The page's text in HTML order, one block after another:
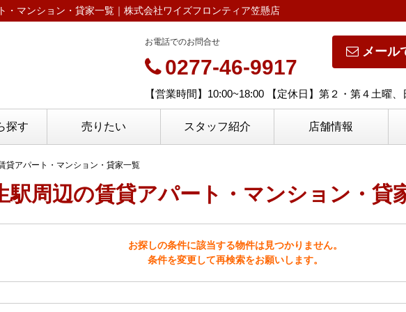
・マンション・貸家一覧｜株式会社ワイズフロンティア笠懸店
メール
お電話でのお問合せ
0277-46-9917
【営業時間】10:00~18:00 【定休日】第２・第４土曜、
探す 売りたい スタッフ紹介 店舗情報
貸アパート・マンション・貸家一覧
駅周辺の賃貸アパート・マンション・貸
お探しの条件に該当する物件は見つかりません。
条件を変更して再検索をお願いします。